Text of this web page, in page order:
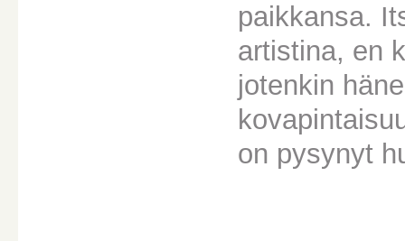
paikkansa.
artistina, en
jotenkin
on pysynyt